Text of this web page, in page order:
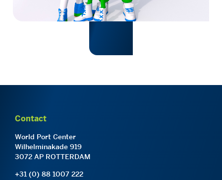
Contact
World Port Center
Wilhelminakade 919
3072 AP ROTTERDAM
+31 (0) 88 1007 222